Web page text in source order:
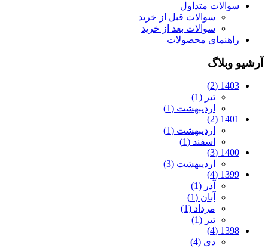
سوالات متداول
سوالات قبل از خرید
سوالات بعد از خرید
راهنمای محصولات
آرشیو وبلاگ
1403 (2)
تیر (1)
اردیبهشت (1)
1401 (2)
اردیبهشت (1)
اسفند (1)
1400 (3)
اردیبهشت (3)
1399 (4)
آذر (1)
آبان (1)
مرداد (1)
تیر (1)
1398 (4)
دی (4)